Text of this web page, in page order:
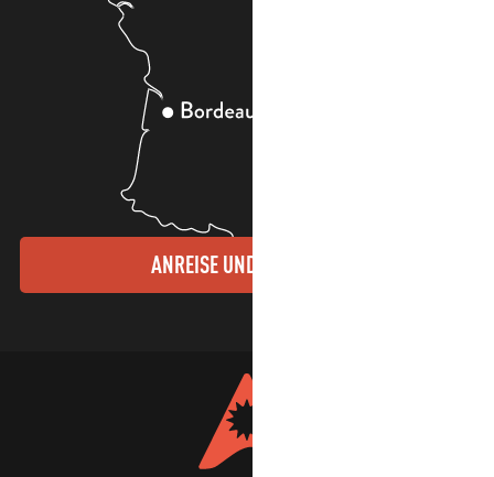
ANREISE UND KONTAKTE